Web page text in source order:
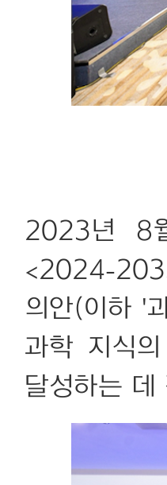
2023년 8
<2024-
의안(이하 '
과학 지식
달성하는 데